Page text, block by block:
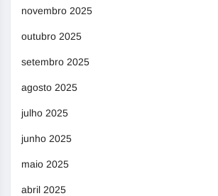
novembro 2025
outubro 2025
setembro 2025
agosto 2025
julho 2025
junho 2025
maio 2025
abril 2025